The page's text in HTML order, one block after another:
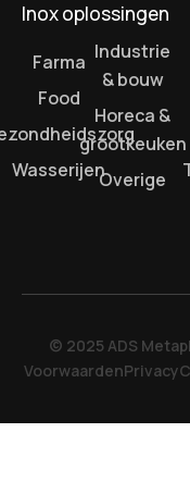
Inox oplossingen
Farma
Food
Wasserijen
Industrie
& bouw
Horeca &
grootkeuken
Overige
© 2025 ADS
VoorwaardenPrivacy